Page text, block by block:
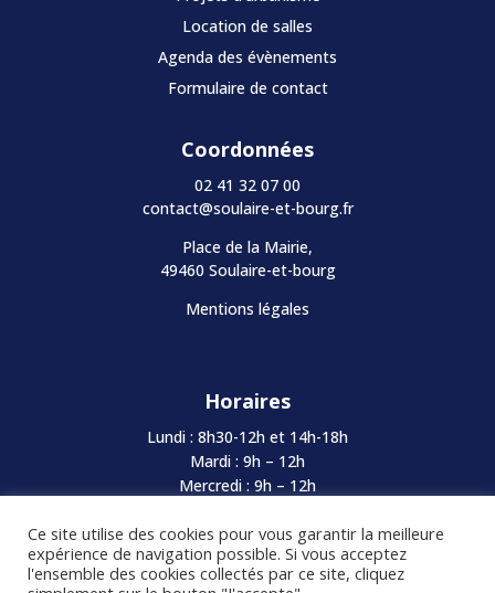
Location de salles
Agenda des évènements
Formulaire de contact
Coordonnées
02 41 32 07 00
contact@soulaire-et-bourg.fr
Place de la Mairie,
49460 Soulaire-et-bourg
Mentions légales
Horaires
Lundi : 8h30-12h et 14h-18h
Mardi : 9h – 12h
Mercredi : 9h – 12h
Vendredi : 8h30-12h et 14h-17h
Samedi : Fermé
Ce site utilise des cookies pour vous garantir la meilleure
expérience de navigation possible. Si vous acceptez
l'ensemble des cookies collectés par ce site, cliquez